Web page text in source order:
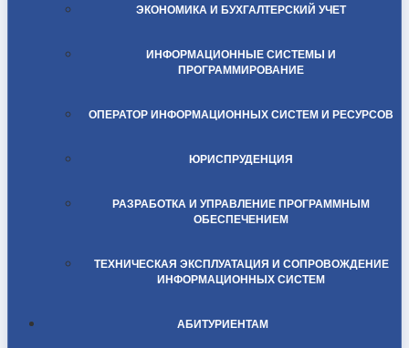
ЭКОНОМИКА И БУХГАЛТЕРСКИЙ УЧЕТ
ИНФОРМАЦИОННЫЕ СИСТЕМЫ И
ПРОГРАММИРОВАНИЕ
ОПЕРАТОР ИНФОРМАЦИОННЫХ СИСТЕМ И РЕСУРСОВ
ЮРИСПРУДЕНЦИЯ
РАЗРАБОТКА И УПРАВЛЕНИЕ ПРОГРАММНЫМ
ОБЕСПЕЧЕНИЕМ
ТЕХНИЧЕСКАЯ ЭКСПЛУАТАЦИЯ И СОПРОВОЖДЕНИЕ
ИНФОРМАЦИОННЫХ СИСТЕМ
АБИТУРИЕНТАМ